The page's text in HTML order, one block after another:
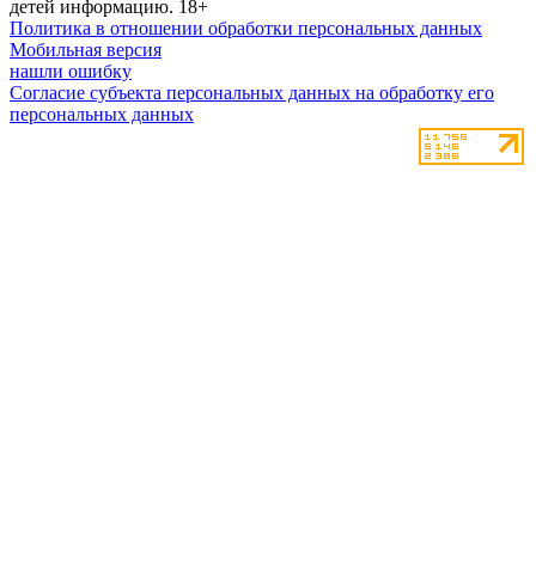
детей информацию. 18+
Политика в отношении обработки персональных данных
Мобильная версия
нашли ошибку
Согласие субъекта персональных данных на обработку его
персональных данных